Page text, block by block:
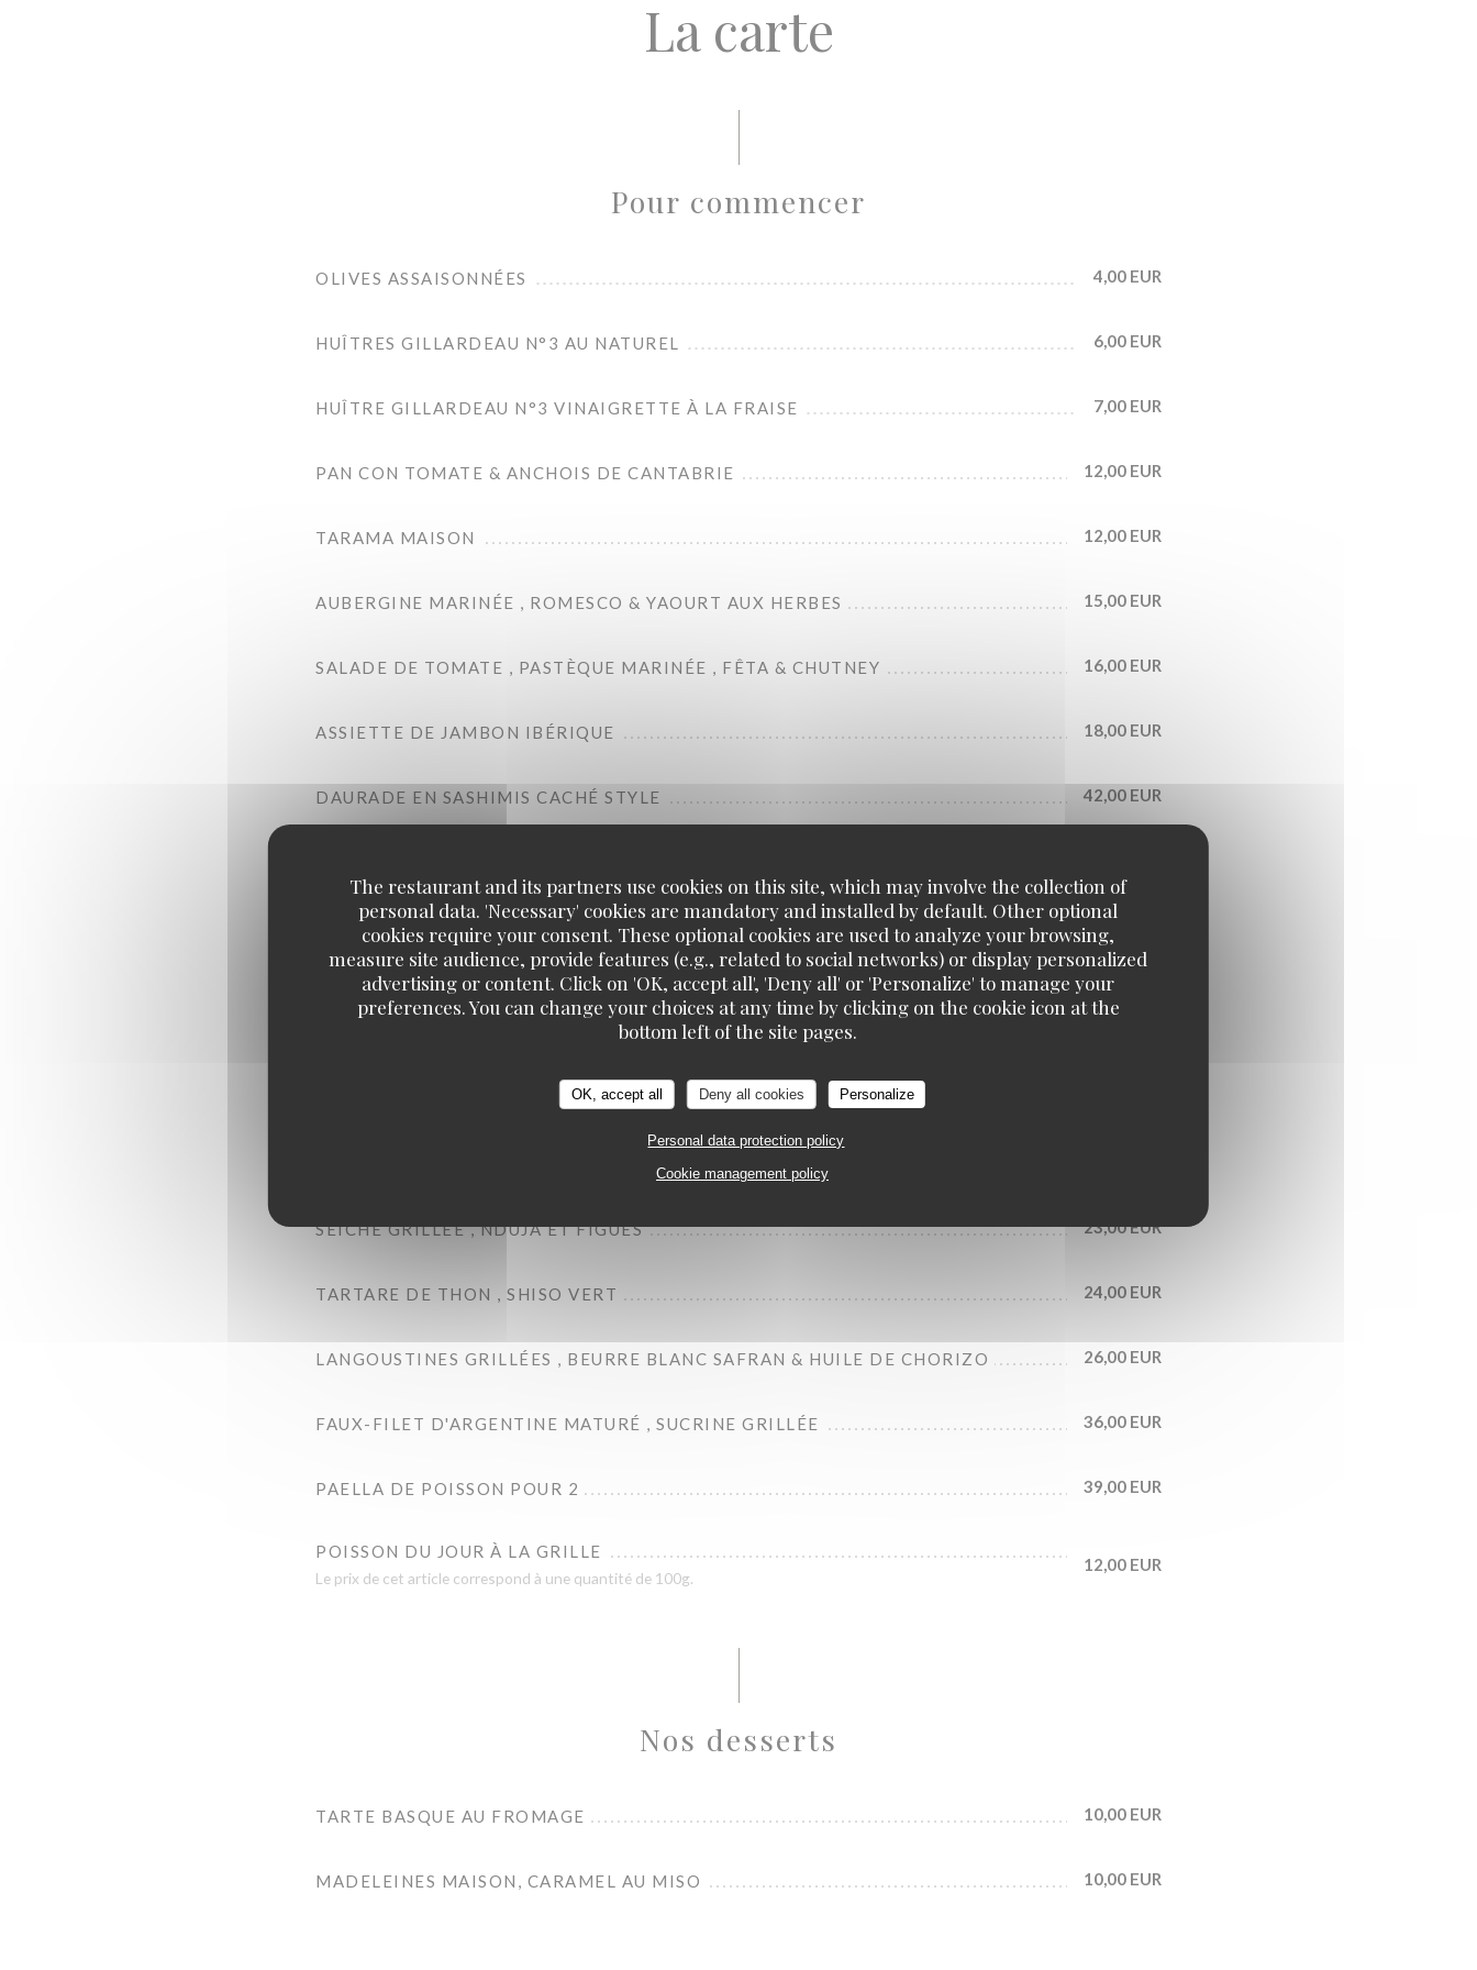
The restaurant and its partners use cookies on this site, which may involve the collection of
personal data. 'Necessary' cookies are mandatory and installed by default. Other optional
cookies require your consent. These optional cookies are used to analyze your browsing,
measure site audience, provide features (e.g., related to social networks) or display personalized
advertising or content. Click on 'OK, accept all', 'Deny all' or 'Personalize' to manage your
preferences. You can change your choices at any time by clicking on the cookie icon at the
bottom left of the site pages.
OK, accept all Deny all cookies Personalize
Personal data protection policy
Cookie management policy
La carte
Pour commencer
OLIVES ASSAISONNÉES 4,00 EUR
HUÎTRES GILLARDEAU N°3 AU NATUREL 6,00 EUR
HUÎTRE GILLARDEAU N°3 VINAIGRETTE À LA FRAISE 7,00 EUR
PAN CON TOMATE & ANCHOIS DE CANTABRIE 12,00 EUR
TARAMA MAISON 12,00 EUR
AUBERGINE MARINÉE , ROMESCO & YAOURT AUX HERBES 15,00 EUR
SALADE DE TOMATE , PASTÈQUE MARINÉE , FÊTA & CHUTNEY 16,00 EUR
ASSIETTE DE JAMBON IBÉRIQUE 18,00 EUR
DAURADE EN SASHIMIS CACHÉ STYLE 42,00 EUR
Pour continuer
POMMES GRENAILLE SMASHÉES , AÏOLI MAISON
CALAMARS FRITS , MAYONNAISE À L'ENCRE DE SEICHE
BONITE MI-CUITE , PETITS POIS , AJO BLANCO ET KUMQUAT
SEICHE GRILLÉE , NDUJA ET FIGUES 23,00 EUR
TARTARE DE THON , SHISO VERT 24,00 EUR
LANGOUSTINES GRILLÉES , BEURRE BLANC SAFRAN & HUILE DE CHORIZO 26,00 EUR
FAUX-FILET D'ARGENTINE MATURÉ , SUCRINE GRILLÉE 36,00 EUR
PAELLA DE POISSON POUR 2 39,00 EUR
POISSON DU JOUR À LA GRILLE
Le prix de cet article correspond à une quantité de 100g.
12,00 EUR
Nos desserts
TARTE BASQUE AU FROMAGE 10,00 EUR
MADELEINES MAISON, CARAMEL AU MISO 10,00 EUR